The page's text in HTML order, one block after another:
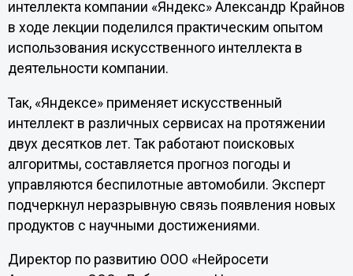
интеллекта компании «Яндекс» Александр Крайнов
в ходе лекции поделился практическим опытом
использования искусственного интеллекта в
деятельности компании.
Так, «Яндексе» применяет искусственный
интеллект в различных сервисах на протяжении
двух десятков лет. Так работают поисковых
алгоритмы, составляется прогноз погоды и
управляются беспилотные автомобили. Эксперт
подчеркнул неразрывную связь появления новых
продуктов с научными достижениями.
Директор по развитию ООО «Нейросети